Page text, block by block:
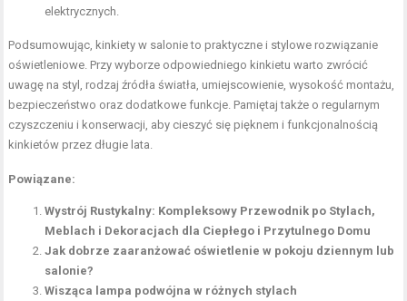
elektrycznych.
Podsumowując, kinkiety w salonie to praktyczne i stylowe rozwiązanie
oświetleniowe. Przy wyborze odpowiedniego kinkietu warto zwrócić
uwagę na styl, rodzaj źródła światła, umiejscowienie, wysokość montażu,
bezpieczeństwo oraz dodatkowe funkcje. Pamiętaj także o regularnym
czyszczeniu i konserwacji, aby cieszyć się pięknem i funkcjonalnością
kinkietów przez długie lata.
Powiązane:
Wystrój Rustykalny: Kompleksowy Przewodnik po Stylach,
Meblach i Dekoracjach dla Ciepłego i Przytulnego Domu
Jak dobrze zaaranżować oświetlenie w pokoju dziennym lub
salonie?
Wisząca lampa podwójna w różnych stylach